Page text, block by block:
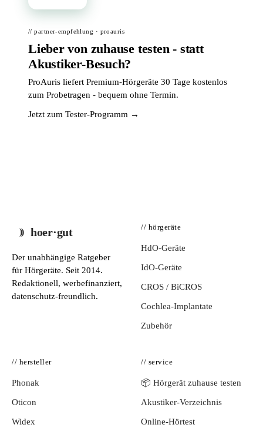
// partner-empfehlung · proauris
Lieber von zuhause testen - statt
Akustiker-Besuch?
ProAuris liefert Premium-Hörgeräte 30 Tage kostenlos
zum Probetragen - bequem ohne Termin.
Jetzt zum Tester-Programm →
hoer·gut
Der unabhängige Ratgeber
für Hörgeräte. Seit 2014.
Redaktionell, werbefinanziert,
datenschutz-freundlich.
// hörgeräte
HdO-Geräte
IdO-Geräte
CROS / BiCROS
Cochlea-Implantate
Zubehör
// hersteller
Phonak
Oticon
Widex
// service
📦 Hörgerät zuhause testen
Akustiker-Verzeichnis
Online-Hörtest